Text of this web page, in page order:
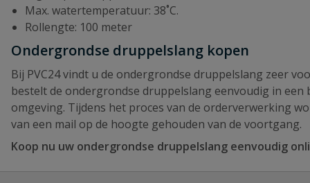
Max. watertemperatuur: 38˚C.
Rollengte: 100 meter
Ondergrondse druppelslang kopen
Bij PVC24 vindt u de ondergrondse druppelslang zeer
bestelt de ondergrondse druppelslang eenvoudig in een
omgeving. Tijdens het proces van de orderverwerking
van een mail op de hoogte gehouden van de voortgang.
Koop nu uw ondergrondse druppelslang eenvoudig